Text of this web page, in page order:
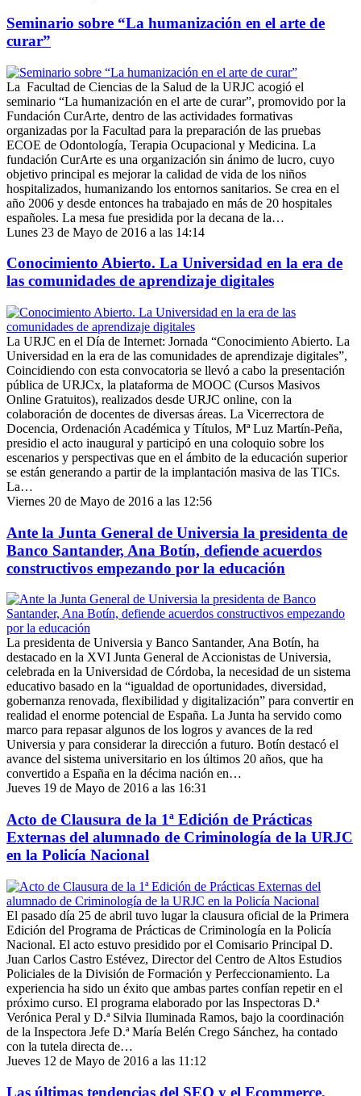
Seminario sobre “La humanización en el arte de
curar”
La Facultad de Ciencias de la Salud de la URJC acogió el
seminario “La humanización en el arte de curar”, promovido por la
Fundación CurArte, dentro de las actividades formativas
organizadas por la Facultad para la preparación de las pruebas
ECOE de Odontología, Terapia Ocupacional y Medicina. La
fundación CurArte es una organización sin ánimo de lucro, cuyo
objetivo principal es mejorar la calidad de vida de los niños
hospitalizados, humanizando los entornos sanitarios. Se crea en el
año 2006 y desde entonces ha trabajado en más de 20 hospitales
españoles. La mesa fue presidida por la decana de la…
Lunes 23 de Mayo de 2016 a las 14:14
Conocimiento Abierto. La Universidad en la era de
las comunidades de aprendizaje digitales
La URJC en el Día de Internet: Jornada “Conocimiento Abierto. La
Universidad en la era de las comunidades de aprendizaje digitales”,
Coincidiendo con esta convocatoria se llevó a cabo la presentación
pública de URJCx, la plataforma de MOOC (Cursos Masivos
Online Gratuitos), realizados desde URJC online, con la
colaboración de docentes de diversas áreas. La Vicerrectora de
Docencia, Ordenación Académica y Títulos, Mª Luz Martín-Peña,
presidio el acto inaugural y participó en una coloquio sobre los
escenarios y perspectivas que en el ámbito de la educación superior
se están generando a partir de la implantación masiva de las TICs.
La…
Viernes 20 de Mayo de 2016 a las 12:56
Ante la Junta General de Universia la presidenta de
Banco Santander, Ana Botín, defiende acuerdos
constructivos empezando por la educación
La presidenta de Universia y Banco Santander, Ana Botín, ha
destacado en la XVI Junta General de Accionistas de Universia,
celebrada en la Universidad de Córdoba, la necesidad de un sistema
educativo basado en la “igualdad de oportunidades, diversidad,
gobernanza renovada, flexibilidad y digitalización” para convertir en
realidad el enorme potencial de España. La Junta ha servido como
marco para repasar algunos de los logros y avances de la red
Universia y para considerar la dirección a futuro. Botín destacó el
avance del sistema universitario en los últimos 20 años, que ha
convertido a España en la décima nación en…
Jueves 19 de Mayo de 2016 a las 16:31
Acto de Clausura de la 1ª Edición de Prácticas
Externas del alumnado de Criminología de la URJC
en la Policía Nacional
El pasado día 25 de abril tuvo lugar la clausura oficial de la Primera
Edición del Programa de Prácticas de Criminología en la Policía
Nacional. El acto estuvo presidido por el Comisario Principal D.
Juan Carlos Castro Estévez, Director del Centro de Altos Estudios
Policiales de la División de Formación y Perfeccionamiento. La
experiencia ha sido un éxito que ambas partes confían repetir en el
próximo curso. El programa elaborado por las Inspectoras D.ª
Verónica Peral y D.ª Silvia Iluminada Ramos, bajo la coordinación
de la Inspectora Jefe D.ª María Belén Crego Sánchez, ha contado
con la tutela directa de…
Jueves 12 de Mayo de 2016 a las 11:12
Las últimas tendencias del SEO y el Ecommerce,